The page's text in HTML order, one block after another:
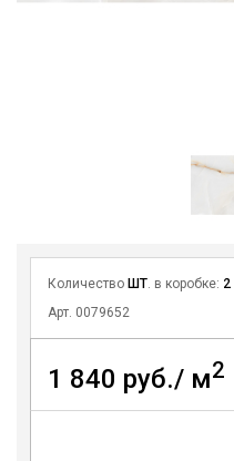
Количество ШТ . в коробке: 2
Арт. 0079652
1 840 руб./ м2